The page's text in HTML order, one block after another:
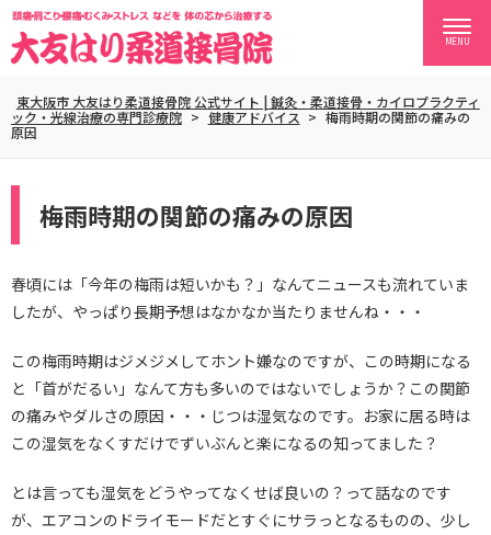
MENU
東大阪市 大友はり柔道接骨院 公式サイト | 鍼灸・柔道接骨・カイロプラクティ
ック・光線治療の専門診療院 > 健康アドバイス > 梅雨時期の関節の痛みの
原因
梅雨時期の関節の痛みの原因
春頃には「今年の梅雨は短いかも？」なんてニュースも流れていま
したが、やっぱり長期予想はなかなか当たりませんね・・・
この梅雨時期はジメジメしてホント嫌なのですが、この時期になる
と「首がだるい」なんて方も多いのではないでしょうか？この関節
の痛みやダルさの原因・・・じつは湿気なのです。お家に居る時は
この湿気をなくすだけでずいぶんと楽になるの知ってました？
とは言っても湿気をどうやってなくせば良いの？って話なのです
が、エアコンのドライモードだとすぐにサラっとなるものの、少し